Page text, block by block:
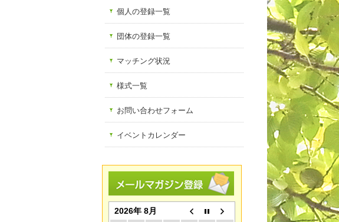
個人の登録一覧
団体の登録一覧
マッチング状況
様式一覧
お問い合わせフォーム
イベントカレンダー
2026年 8月